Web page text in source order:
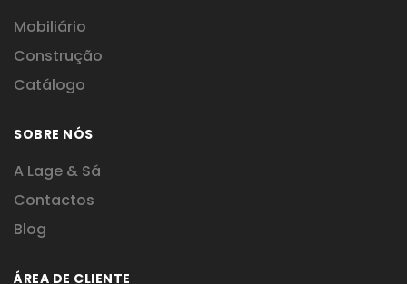
Mobiliário
Construção
Catálogo
SOBRE NÓS
A Lage & Sá
Contactos
Blog
ÁREA DE CLIENTE